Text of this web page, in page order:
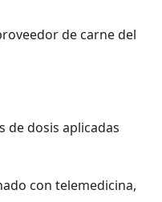
de carne del
de dosis aplicadas
con telemedicina,